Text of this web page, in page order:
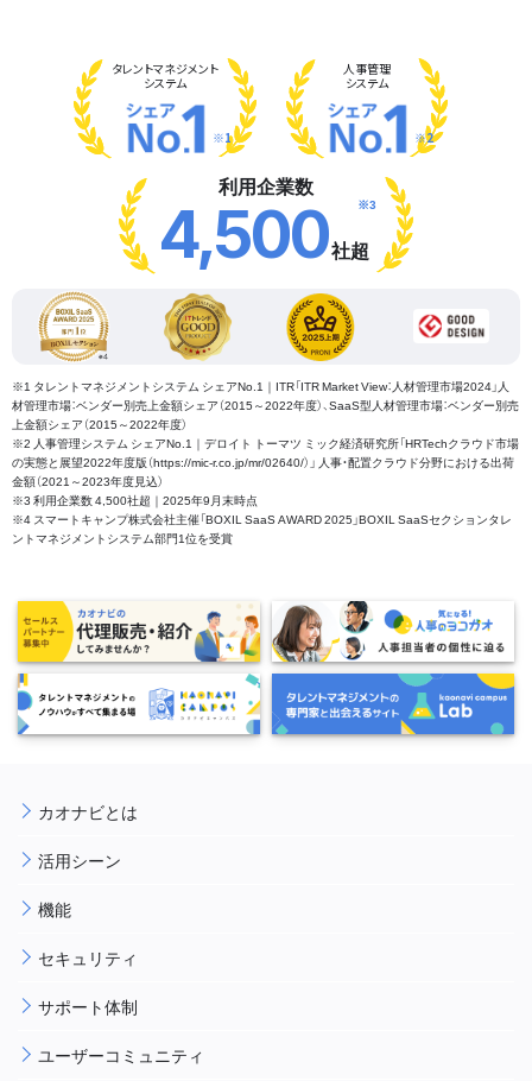
タレントマネジメント
システム
※1
人事管理
システム
※2
利用企業数
4,500社超
※3
※1 タレントマネジメントシステム シェアNo.1｜ITR「ITR Market View：人材管理市場2024」人
材管理市場：ベンダー別売上金額シェア（2015～2022年度）、SaaS型人材管理市場：ベンダー別売
上金額シェア（2015～2022年度）
※2 人事管理システム シェアNo.1｜デロイト トーマツ ミック経済研究所「HRTechクラウド市場
の実態と展望2022年度版（https://mic-r.co.jp/mr/02640/）」 人事・配置クラウド分野における出荷
金額（2021～2023年度見込）
※3 利用企業数 4,500社超｜2025年9月末時点
※4 スマートキャンプ株式会社主催「BOXIL SaaS AWARD 2025」BOXIL SaaSセクションタレ
ントマネジメントシステム部門1位を受賞
カオナビとは
活用シーン
機能
セキュリティ
サポート体制
ユーザーコミュニティ